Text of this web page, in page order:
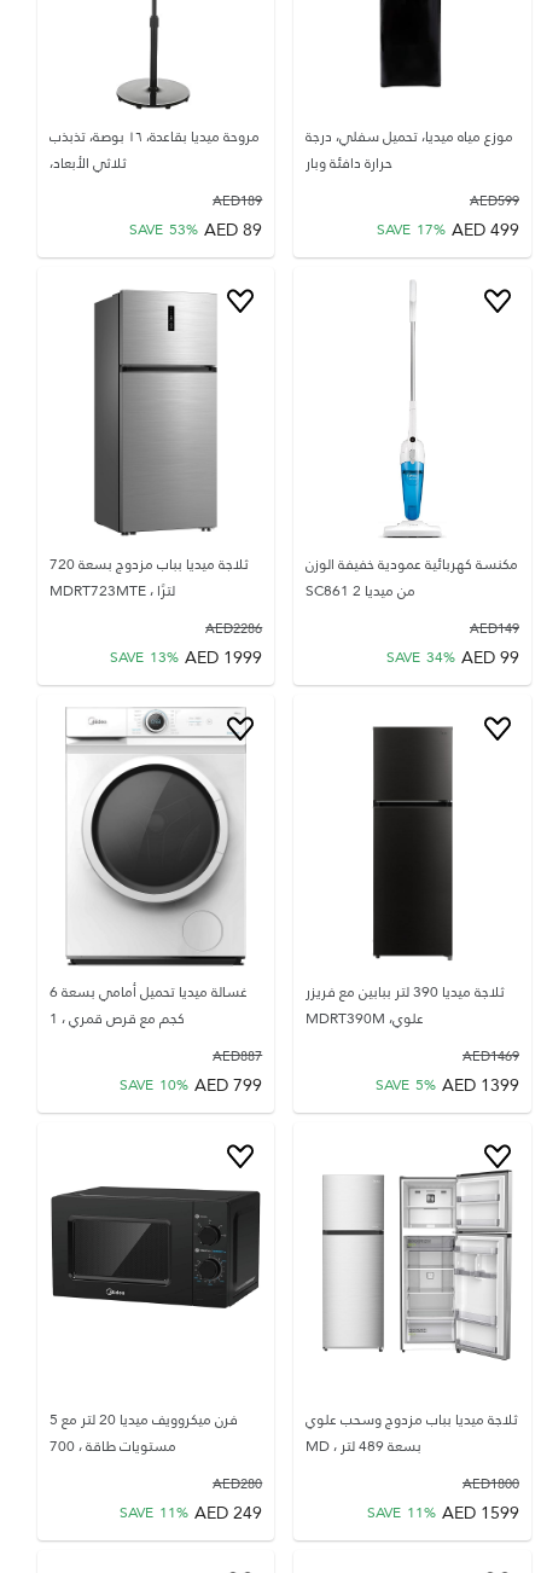
موزع مياه ميديا، تحميل سفلي، درجة
حرارة دافئة وبار
599
AED
499
AED
SAVE 17%
مروحة ميديا بقاعدة، ١٦ بوصة، تذبذب
ثلاثي الأبعاد،
189
AED
89
AED
SAVE 53%
مكنسة كهربائية عمودية خفيفة الوزن
من ميديا SC861 2
149
AED
99
AED
SAVE 34%
ثلاجة ميديا بباب مزدوج بسعة 720
لترًا ، MDRT723MTE
2286
AED
1999
AED
SAVE 13%
ثلاجة ميديا 390 لتر ببابين مع فريزر
علوي، MDRT390M
1469
AED
1399
AED
SAVE 5%
غسالة ميديا تحميل أمامي بسعة 6
كجم مع قرص قمري ، 1
887
AED
799
AED
SAVE 10%
ثلاجة ميديا بباب مزدوج وسحب علوي
بسعة 489 لتر ، MD
1800
AED
1599
AED
SAVE 11%
فرن ميكروويف ميديا 20 لتر مع 5
مستويات طاقة ، 700
280
AED
249
AED
SAVE 11%